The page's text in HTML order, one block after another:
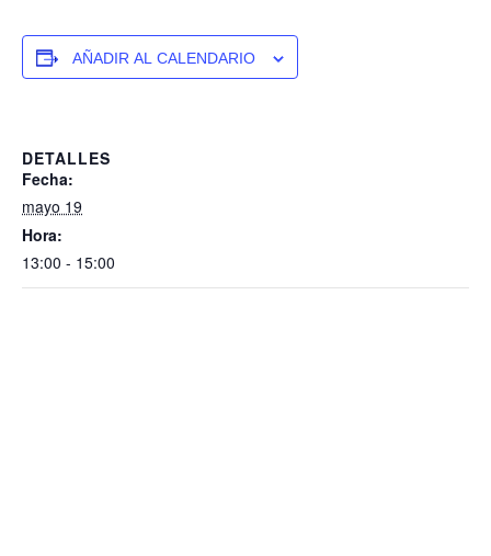
AÑADIR AL CALENDARIO
DETALLES
Fecha:
mayo 19
Hora:
13:00 - 15:00